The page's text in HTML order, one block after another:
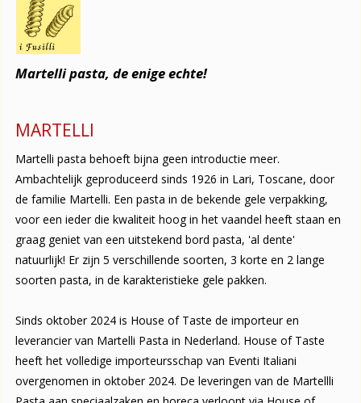
Martelli pasta, de enige echte!
MARTELLI
Martelli pasta behoeft bijna geen introductie meer.
Ambachtelijk geproduceerd sinds 1926 in Lari, Toscane, door
de familie Martelli. Een pasta in de bekende gele verpakking,
voor een ieder die kwaliteit hoog in het vaandel heeft staan en
graag geniet van een uitstekend bord pasta, 'al dente'
natuurlijk! Er zijn 5 verschillende soorten, 3 korte en 2 lange
soorten pasta, in de karakteristieke gele pakken.
Sinds oktober 2024 is House of Taste de importeur en
leverancier van Martelli Pasta in Nederland. House of Taste
heeft het volledige importeursschap van Eventi Italiani
overgenomen in oktober 2024. De leveringen van de Martellli